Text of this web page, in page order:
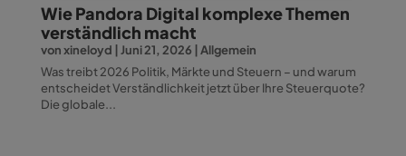
Wie Pandora Digital komplexe Themen
verständlich macht
vonxineloyd Juni 21, 2026
Allgemein
Was treibt 2026 Politik, Märkte und Steuern – und warum
entscheidet Verständlichkeit jetzt über Ihre Steuerquote?
Die globale...